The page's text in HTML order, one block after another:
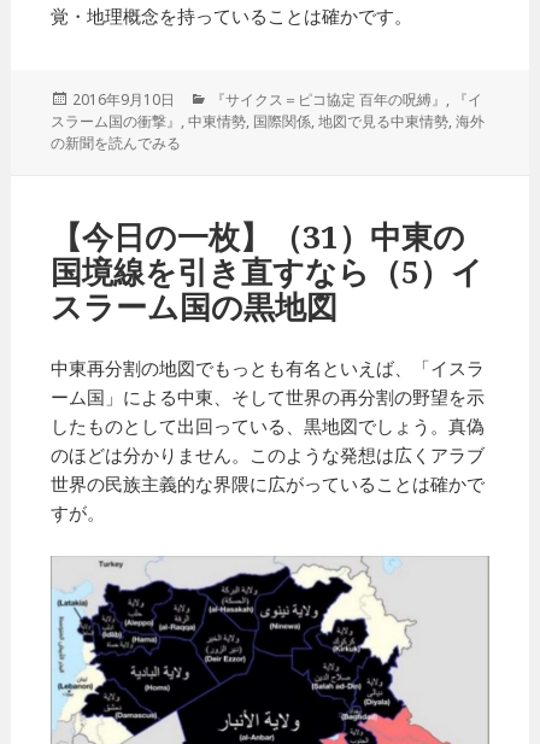
覚・地理概念を持っていることは確かです。
投
稿
日:
2016年9月10日
カ
テ
『サイクス＝ピコ協定 百年の呪縛』 , 『イ
スラーム国の衝撃』 ,中東情勢, 国際関係,地図で見る中東情勢,海外
の新聞を読んでみる
【今日の一枚】（31）中東の
国境線を引き直すなら（5）イ
スラーム国の黒地図
中東再分割の地図でもっとも有名といえば、「イスラ
ーム国」による中東、そして世界の再分割の野望を示
したものとして出回っている、黒地図でしょう。真偽
のほどは分かりません。このような発想は広くアラブ
世界の民族主義的な界隈に広がっていることは確かで
すが。